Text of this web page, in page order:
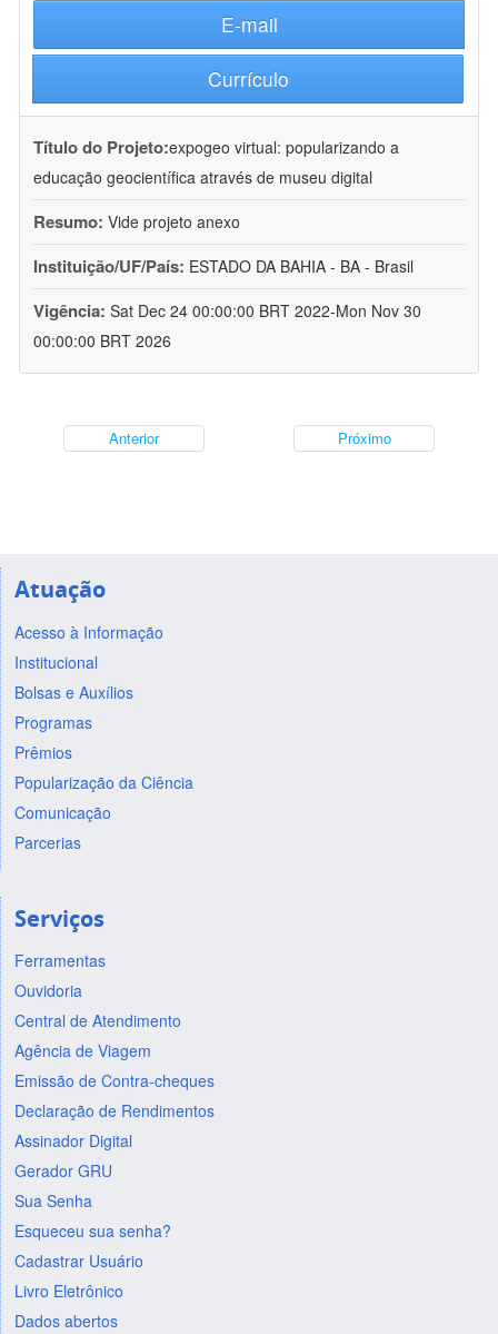
E-mail
Currículo
Título do Projeto:expogeo virtual: popularizando a
educação geocientífica através de museu digital
Resumo: Vide projeto anexo
Instituição/UF/País: ESTADO DA BAHIA - BA - Brasil
Vigência: Sat Dec 24 00:00:00 BRT 2022-Mon Nov 30
00:00:00 BRT 2026
Anterior Próximo
Atuação
Acesso à Informação
Institucional
Bolsas e Auxílios
Programas
Prêmios
Popularização da Ciência
Comunicação
Parcerias
Serviços
Ferramentas
Ouvidoria
Central de Atendimento
Agência de Viagem
Emissão de Contra-cheques
Declaração de Rendimentos
Assinador Digital
Gerador GRU
Sua Senha
Esqueceu sua senha?
Cadastrar Usuário
Livro Eletrônico
Dados abertos